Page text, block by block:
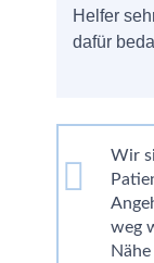
Helfer
dafür
Wir
weg